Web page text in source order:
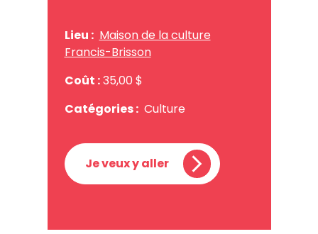
Lieu : Maison de la culture
Francis-Brisson
Coût :35,00 $
Catégories : Culture
Je veux y aller